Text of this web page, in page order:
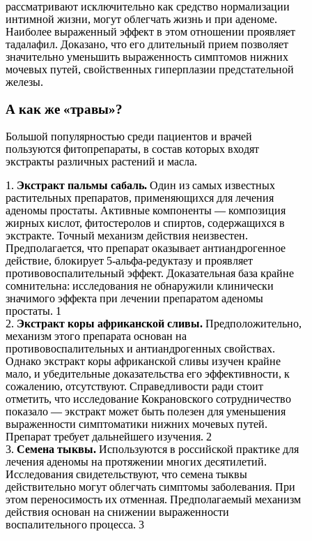
рассматривают исключительно как средство нормализации
интимной жизни, могут облегчать жизнь и при аденоме.
Наиболее выраженный эффект в этом отношении проявляет
тадалафил. Доказано, что его длительный прием позволяет
значительно уменьшить выраженность симптомов нижних
мочевых путей, свойственных гиперплазии предстательной
железы.
А как же «травы»?
Большой популярностью среди пациентов и врачей
пользуются фитопрепараты, в состав которых входят
экстракты различных растений и масла.
1. Экстракт пальмы сабаль. Один из самых известных
растительных препаратов, применяющихся для лечения
аденомы простаты. Активные компоненты — композиция
жирных кислот, фитостеролов и спиртов, содержащихся в
экстракте. Точный механизм действия неизвестен.
Предполагается, что препарат оказывает антиандрогенное
действие, блокирует 5-альфа-редуктазу и проявляет
противовоспалительный эффект. Доказательная база крайне
сомнительна: исследования не обнаружили клинически
значимого эффекта при лечении препаратом аденомы
простаты. 1
2. Экстракт коры африканской сливы. Предположительно,
механизм этого препарата основан на
противовоспалительных и антиандрогенных свойствах.
Однако экстракт коры африканской сливы изучен крайне
мало, и убедительные доказательства его эффективности, к
сожалению, отсутствуют. Справедливости ради стоит
отметить, что исследование Кокрановского сотрудничество
показало — экстракт может быть полезен для уменьшения
выраженности симптоматики нижних мочевых путей.
Препарат требует дальнейшего изучения. 2
3. Семена тыквы. Используются в российской практике для
лечения аденомы на протяжении многих десятилетий.
Исследования свидетельствуют, что семена тыквы
действительно могут облегчать симптомы заболевания. При
этом переносимость их отменная. Предполагаемый механизм
действия основан на снижении выраженности
воспалительного процесса. 3